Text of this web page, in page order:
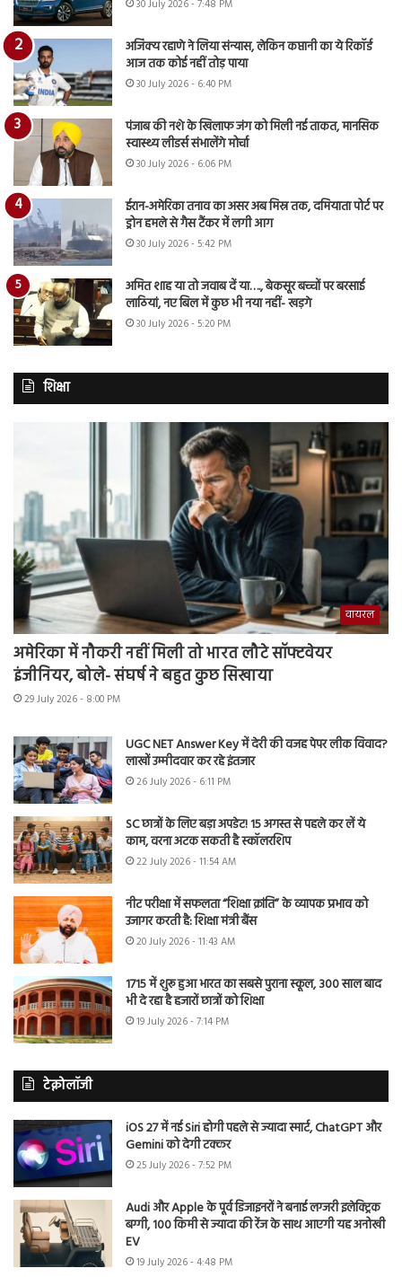
30 July 2026 - 7:48 PM
अजिंक्य रहाणे ने लिया संन्यास, लेकिन कप्तानी का ये रिकॉर्ड
आज तक कोई नहीं तोड़ पाया
30 July 2026 - 6:40 PM
पंजाब की नशे के खिलाफ जंग को मिली नई ताकत, मानसिक
स्वास्थ्य लीडर्स संभालेंगे मोर्चा
30 July 2026 - 6:06 PM
ईरान-अमेरिका तनाव का असर अब मिस्र तक, दमियाता पोर्ट पर
ड्रोन हमले से गैस टैंकर में लगी आग
30 July 2026 - 5:42 PM
अमित शाह या तो जवाब दें या…., बेकसूर बच्चों पर बरसाई
लाठियां, नए बिल में कुछ भी नया नहीं- खड़गे
30 July 2026 - 5:20 PM
शिक्षा
वायरल
अमेरिका में नौकरी नहीं मिली तो भारत लौटे सॉफ्टवेयर
इंजीनियर, बोले- संघर्ष ने बहुत कुछ सिखाया
29 July 2026 - 8:00 PM
UGC NET Answer Key में देरी की वजह पेपर लीक विवाद?
लाखों उम्मीदवार कर रहे इंतजार
26 July 2026 - 6:11 PM
SC छात्रों के लिए बड़ा अपडेट! 15 अगस्त से पहले कर लें ये
काम, वरना अटक सकती है स्कॉलरशिप
22 July 2026 - 11:54 AM
नीट परीक्षा में सफलता “शिक्षा क्रांति” के व्यापक प्रभाव को
उजागर करती है: शिक्षा मंत्री बैंस
20 July 2026 - 11:43 AM
1715 में शुरू हुआ भारत का सबसे पुराना स्कूल, 300 साल बाद
भी दे रहा है हजारों छात्रों को शिक्षा
19 July 2026 - 7:14 PM
टेक्नोलॉजी
iOS 27 में नई Siri होगी पहले से ज्यादा स्मार्ट, ChatGPT और
Gemini को देगी टक्कर
25 July 2026 - 7:52 PM
Audi और Apple के पूर्व डिजाइनरों ने बनाई लग्जरी इलेक्ट्रिक
बग्गी, 100 किमी से ज्यादा की रेंज के साथ आएगी यह अनोखी
EV
19 July 2026 - 4:48 PM